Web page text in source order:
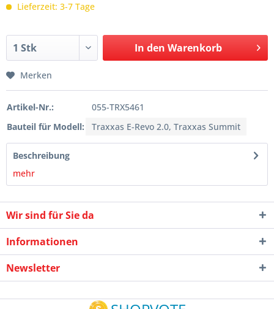
Lieferzeit: 3-7 Tage
In den Warenkorb
Merken
Artikel-Nr.:
055-TRX5461
Bauteil für Modell:
Traxxas E-Revo 2.0, Traxxas Summit
Beschreibung
mehr
Wir sind für Sie da
Informationen
Newsletter